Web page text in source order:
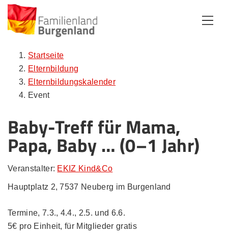
Startseite
Elternbildung
Elternbildungskalender
Event
Baby-Treff für Mama,
Papa, Baby … (0–1 Jahr)
Veranstalter: EKIZ Kind&Co
Hauptplatz 2, 7537 Neuberg im Burgenland
Termine, 7.3., 4.4., 2.5. und 6.6.
5€ pro Einheit, für Mitglieder gratis